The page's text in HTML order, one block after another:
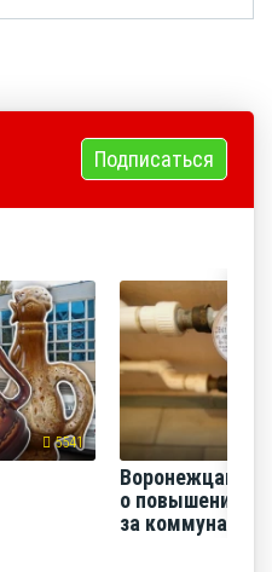
Подписаться
5541
Воронежцам
о повышении
за